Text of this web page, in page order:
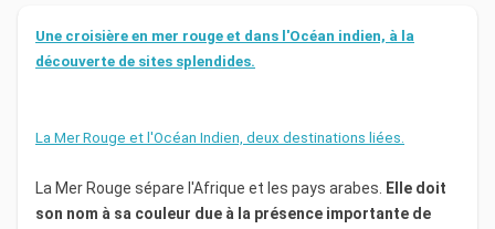
Une croisière en mer rouge et dans l'Océan indien, à la
découverte de sites splendides.
La Mer Rouge et l'Océan Indien, deux destinations liées.
La Mer Rouge sépare l'Afrique et les pays arabes. Elle doit
son nom à sa couleur due à la présence importante de